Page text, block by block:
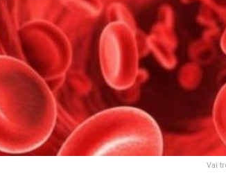
Vai